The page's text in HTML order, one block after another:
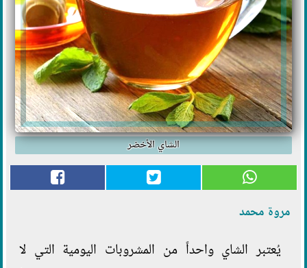
الشاي الأخضر
مروة محمد
يُعتبر الشاي واحداً من المشروبات اليومية التي لا